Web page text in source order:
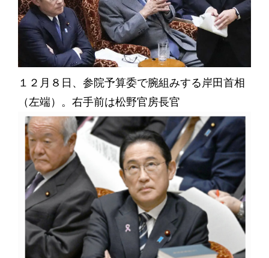
１２月８日、参院予算委で腕組みする岸田首相
（左端）。右手前は松野官房長官